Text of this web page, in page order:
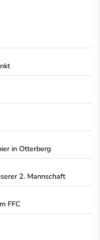
in Otterberg
2. Mannschaft
FFC